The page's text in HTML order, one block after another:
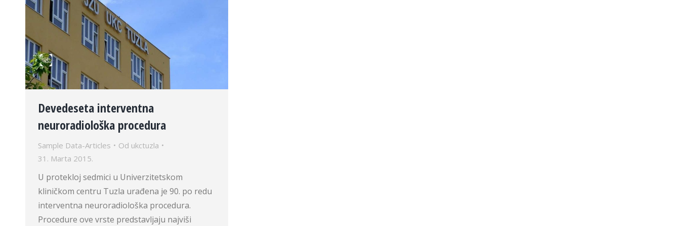
Devedeseta interventna
neuroradiološka procedura
Sample Data-Articles Od ukctuzla
31. Marta 2015.
U protekloj sedmici u Univerzitetskom
kliničkom centru Tuzla urađena je 90. po redu
interventna neuroradiološka procedura.
Procedure ove vrste predstavljaju najviši